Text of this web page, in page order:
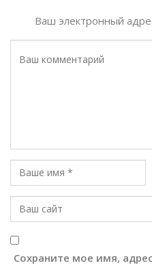
Ваш электронный
Сохраните мое имя,